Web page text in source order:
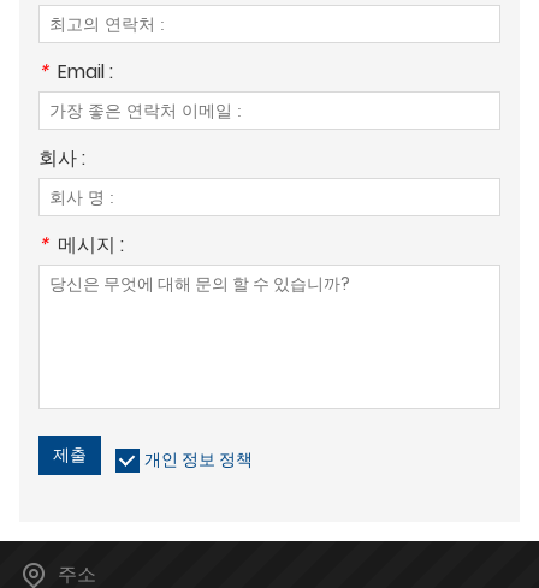
* Email :
회사 :
* 메시지 :
제출 개인 정보 정책
주소